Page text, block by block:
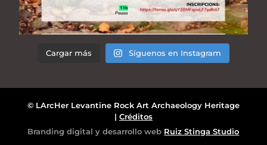
Cargar más Síguenos en Instagram
© LArcHer Levantine Rock Art Archaeology Heritage
| Créditos
Branding digital y desarrollo web Ruiz Stinga Studio